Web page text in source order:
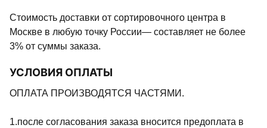
Стоимость доставки от сортировочного центра в
Москве в любую точку России— составляет не более
3% от суммы заказа.
УСЛОВИЯ ОПЛАТЫ
ОПЛАТА ПРОИЗВОДЯТСЯ ЧАСТЯМИ.
1.после согласования заказа вносится предоплата в